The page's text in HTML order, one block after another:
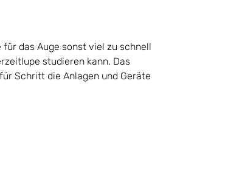
das Auge sonst viel zu schnell
studieren kann. Das
Schritt die Anlagen und Geräte